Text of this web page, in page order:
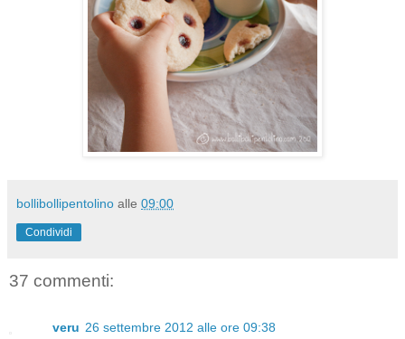
bollibollipentolino alle 09:00
Condividi
37 commenti:
veru 26 settembre 2012 alle ore 09:38